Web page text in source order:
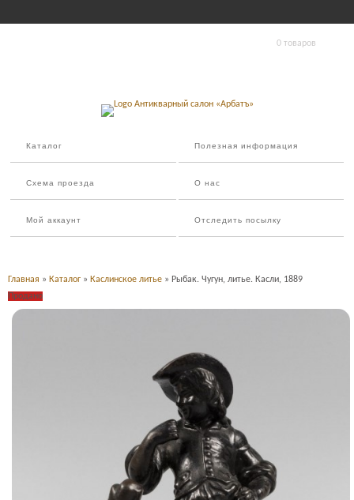
0 товаров
Каталог Полезная информация
Схема проезда О нас
Мой аккаунт Отследить посылку
Главная » Каталог » Каслинское литье » Рыбак. Чугун, литье. Касли, 1889
Продано